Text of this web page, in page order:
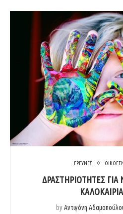
ΕΡΕΥΝΕΣ
ΔΡΑΣΤΗΡΙΟΤΗΤΕΣ ΓΙΑ
byΑντιγόνη